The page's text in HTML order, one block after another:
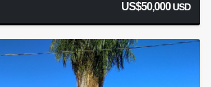
US$50,000USD